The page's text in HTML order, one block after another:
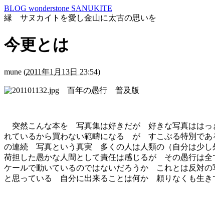
BLOG wonderstone SANUKITE
縁 サヌカイトを愛し金山に太古の思いを
今更とは
mune (2011年1月13日 23:54)
百年の愚行 普及版
突然こんな本を 写真集は好きだが 好きな写真ははっ
れているから買わない範疇になる が すこぶる特別で
の連続 写真という真実 多くの人は人類の（自分は少し
荷担した愚かな人間として責任は感じるが その愚行は
ケールで動いているのではないだろうか これとは反対
と思っている 自分に出来ることは何か 頼りなくも生